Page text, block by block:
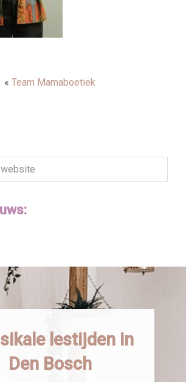
« Team Mamaboetiek
lestijden in
Den Bosch